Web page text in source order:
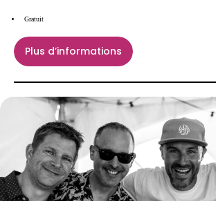
Gratuit
Plus d’informations